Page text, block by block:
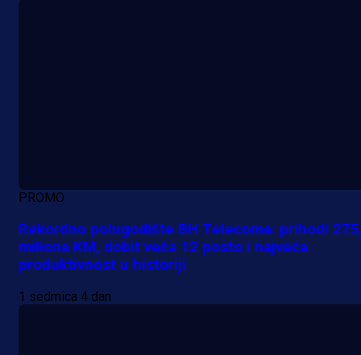
PROMO
Rekordno polugodište BH Telecoma: prihodi
miliona KM, dobit veća 12 posto i najveća
produktivnost u historiji
1 sedmica 4 dan